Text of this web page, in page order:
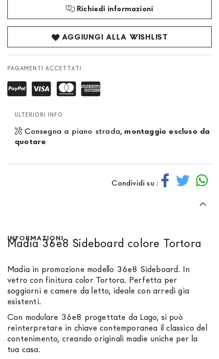
Richiedi informazioni
AGGIUNGI ALLA WISHLIST
PAGAMENTI ACCETTATI
ULTERIORI INFO
Consegna a piano strada, montaggio escluso da
quotare
Condividi su :
INFORMAZIONI
Madia 36e8 Sideboard colore Tortora
Madia in promozione modello 36e8 Sideboard. In
vetro con finitura color Tortora. Perfetta per
soggiorni e camere da letto, ideale con arredi gia
esistenti.
Con modulare 36e8 progettate da Lago, si può
reinterpretare in chiave contemporanea il classico del
contenimento, creando originali madie uniche per la
tua casa.